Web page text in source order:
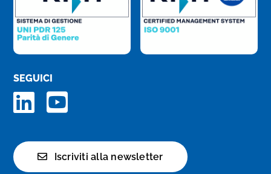
SEGUICI
Iscriviti alla newsletter